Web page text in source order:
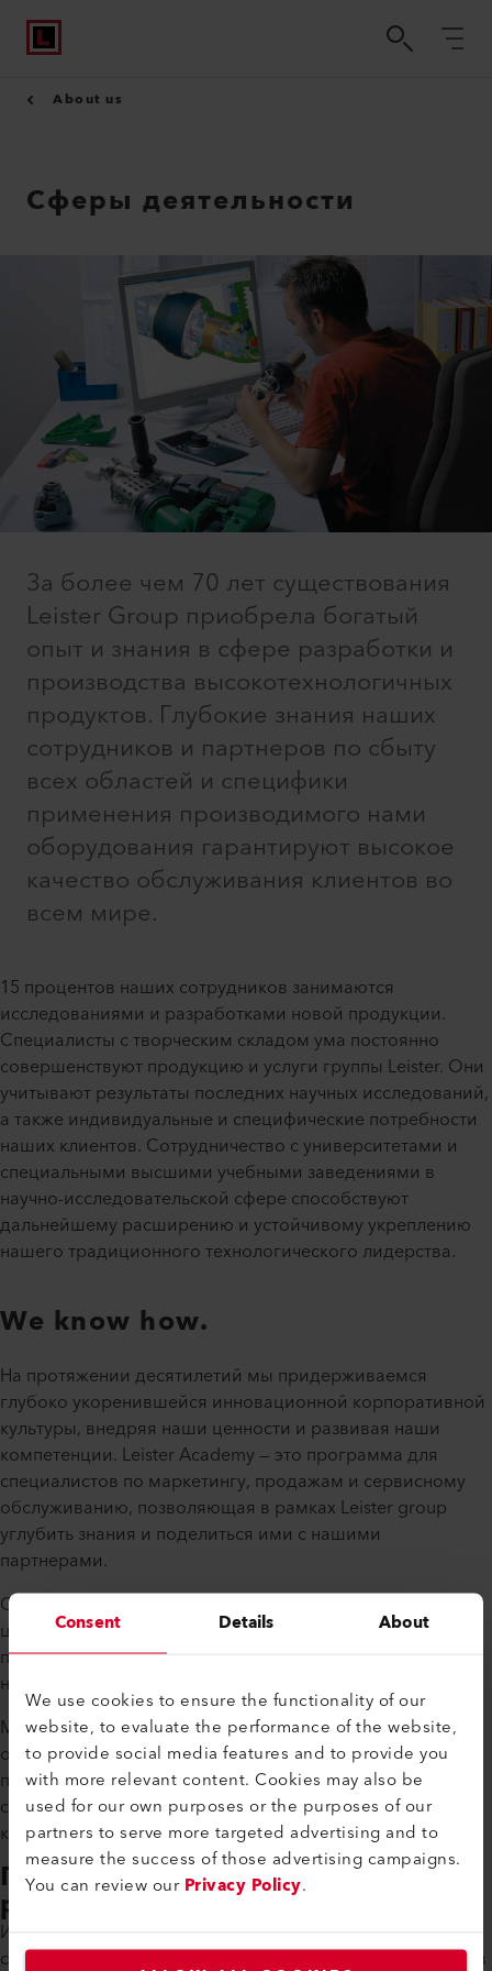
Consent Details About
We use cookies to ensure the functionality of our
website, to evaluate the performance of the website,
to provide social media features and to provide you
with more relevant content. Cookies may also be
used for our own purposes or the purposes of our
partners to serve more targeted advertising and to
measure the success of those advertising campaigns.
You can review ourPrivacy Policy.
About us
Сферы деятельности
За более чем 70 лет существования
Leister Group приобрела богатый
опыт и знания в сфере разработки и
производства высокотехнологичных
продуктов. Глубокие знания наших
сотрудников и партнеров по сбыту
всех областей и специфики
применения производимого нами
оборудования гарантируют высокое
качество обслуживания клиентов во
всем мире.
15 процентов наших сотрудников занимаются
исследованиями и разработками новой продукции.
Специалисты с творческим складом ума постоянно
совершенствуют продукцию и услуги группы Leister. Они
учитывают результаты последних научных исследований,
а также индивидуальные и специфические потребности
наших клиентов. Сотрудничество с университетами и
специальными высшими учебными заведениями в
научно-исследовательской сфере способствуют
дальнейшему расширению и устойчивому укреплению
нашего традиционного технологического лидерства.
We know how.
На протяжении десятилетий мы придерживаемся
глубоко укоренившейся инновационной корпоративной
культуры, внедряя наши ценности и развивая наши
компетенции. Leister Academy — это программа для
специалистов по маркетингу, продажам и сервисному
обслуживанию, позволяющая в рамках Leister group
углубить знания и поделиться ими с нашими
партнерами.
С начала полномасштабного перехода Leister Group на
цифровые технологии в 2016 году, они нашли
применение в нашей продукции и услугах, обеспечивая
нашим клиентам больше преимуществ.
Мы обеспечиваем соответствие высочайшим
отраслевым стандартам лидерства в области качества
посредством глобального управления процессами и
соблюдения стандартов Leister в наших локальных
компаниях.
Патенты и конструкторские
разработки Leister
Инженеры компании Leister постоянно совершенствуют
существующий ассортимент продукции Leister и Axetris в